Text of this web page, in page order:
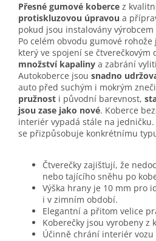
Přesné gumové koberce z
protiskluzovou úpravou a
pokud jsou instalovány výrobcem
Po celém obvodu gumové rohože
který ve spojení se čtverečkovým
množství kapaliny a zabrání
Autokoberce jsou snadno
auto před suchým i mokrým
pružnost i původní barevnost,
jsou zase jako nové. Koberce
interiér vypadá stále na jedničku.
se přizpůsobuje konkrétnímu
Čtverečky zajišťují, že
nebo tajícího sněhu po
Výška hrany je 10 mm pro
i v zimním období.
Elegantní a přitom velice
Koberečky jsou vyrobeny z
Účinně chrání interiér